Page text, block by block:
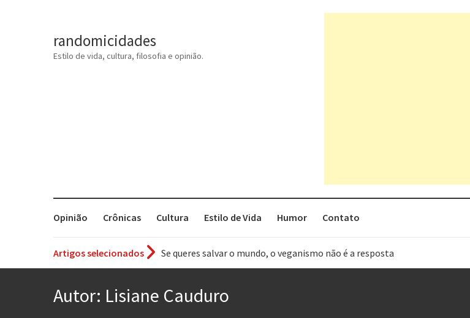
randomicidades
Estilo de vida, cultura, filosofia e opinião.
Opinião Crônicas Cultura Estilo de Vida Humor Contato
Artigos selecionados
Se queres salvar o mundo, o veganismo não é a resposta
Tem que filmar isso daí
Aprender a fracassar é o segredo do sucesso
Autor: Lisiane Cauduro